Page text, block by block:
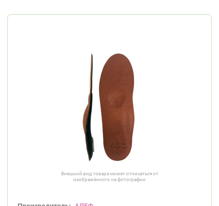
Внешний вид товара может отличаться от
изображённого на фотографии